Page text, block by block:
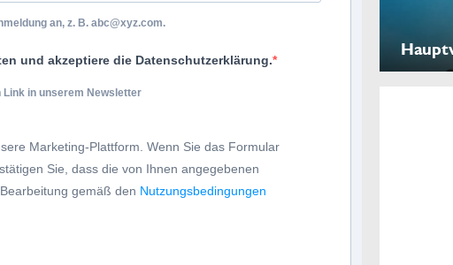
an, z. B. abc@xyz.com.
und akzeptiere die Datenschutzerklärung.
Link in unserem Newsletter
Marketing-Plattform. Wenn Sie das Formular
Sie, dass die von Ihnen angegebenen
gemäß den Nutzungsbedingungen